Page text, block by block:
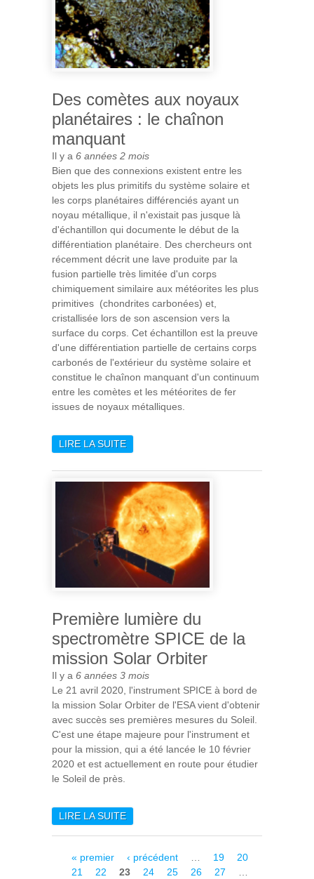
Des comètes aux noyaux
planétaires : le chaînon
manquant
Il y a 6 années 2 mois
Bien que des connexions existent entre les
objets les plus primitifs du système solaire et
les corps planétaires différenciés ayant un
noyau métallique, il n'existait pas jusque là
d'échantillon qui documente le début de la
différentiation planétaire. Des chercheurs ont
récemment décrit une lave produite par la
fusion partielle très limitée d'un corps
chimiquement similaire aux météorites les plus
primitives (chondrites carbonées) et,
cristallisée lors de son ascension vers la
surface du corps. Cet échantillon est la preuve
d'une différentiation partielle de certains corps
carbonés de l'extérieur du système solaire et
constitue le chaînon manquant d'un continuum
entre les comètes et les météorites de fer
issues de noyaux métalliques.
LIRE LA SUITEDE DES COMÈTES AUX
CHAÎNON MANQUANT
Première lumière du
spectromètre SPICE de la
mission Solar Orbiter
Il y a 6 années 3 mois
Le 21 avril 2020, l'instrument SPICE à bord de
la mission Solar Orbiter de l'ESA vient d'obtenir
avec succès ses premières mesures du Soleil.
C'est une étape majeure pour l'instrument et
pour la mission, qui a été lancée le 10 février
2020 et est actuellement en route pour étudier
le Soleil de près.
LIRE LA SUITEDE PREMIÈRE LUMIÈRE DU
ORBITER
Pages
« premier ‹ précédent … 19
20
21
22 23 24 25 26 27
…